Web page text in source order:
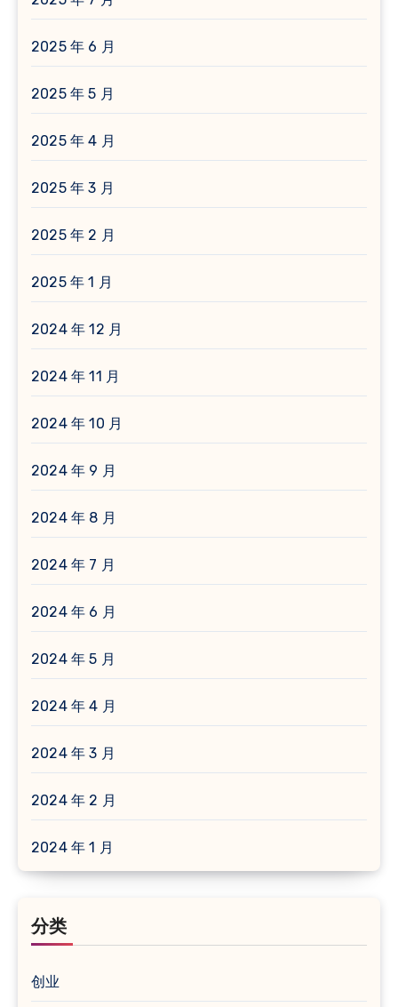
2025 年 6 月
2025 年 5 月
2025 年 4 月
2025 年 3 月
2025 年 2 月
2025 年 1 月
2024 年 12 月
2024 年 11 月
2024 年 10 月
2024 年 9 月
2024 年 8 月
2024 年 7 月
2024 年 6 月
2024 年 5 月
2024 年 4 月
2024 年 3 月
2024 年 2 月
2024 年 1 月
分类
创业